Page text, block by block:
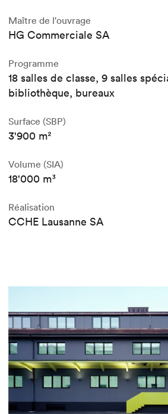
Maître de l'ouvrage
HG Commerciale SA
Programme
18 salles de classe, 9 salles
bibliothèque, bureaux
Surface (SBP)
3'900 m²
Volume (SIA)
18'000 m³
Réalisation
CCHE Lausanne SA